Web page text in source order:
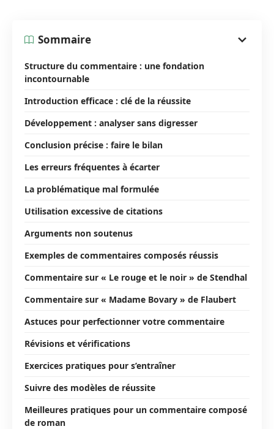
Sommaire
Structure du commentaire : une fondation
incontournable
Introduction efficace : clé de la réussite
Développement : analyser sans digresser
Conclusion précise : faire le bilan
Les erreurs fréquentes à écarter
La problématique mal formulée
Utilisation excessive de citations
Arguments non soutenus
Exemples de commentaires composés réussis
Commentaire sur « Le rouge et le noir » de Stendhal
Commentaire sur « Madame Bovary » de Flaubert
Astuces pour perfectionner votre commentaire
Révisions et vérifications
Exercices pratiques pour s’entraîner
Suivre des modèles de réussite
Meilleures pratiques pour un commentaire composé
de roman